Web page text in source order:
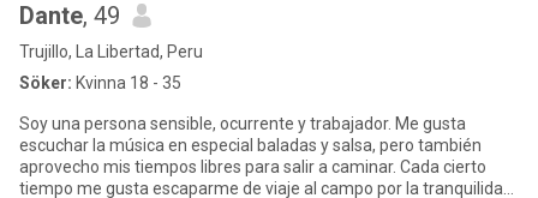
Dante, 49
Trujillo, La Libertad, Peru
Söker: Kvinna 18 - 35
Soy una persona sensible, ocurrente y trabajador. Me gusta
escuchar la música en especial baladas y salsa, pero también
aprovecho mis tiempos libres para salir a caminar. Cada cierto
tiempo me gusta escaparme de viaje al campo por la tranquilidad